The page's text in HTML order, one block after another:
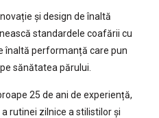
și design de înaltă
standardele coafării cu
înaltă performanță care pun
sănătatea părului.
25 de ani de experiență,
rutinei zilnice a stilistilor și